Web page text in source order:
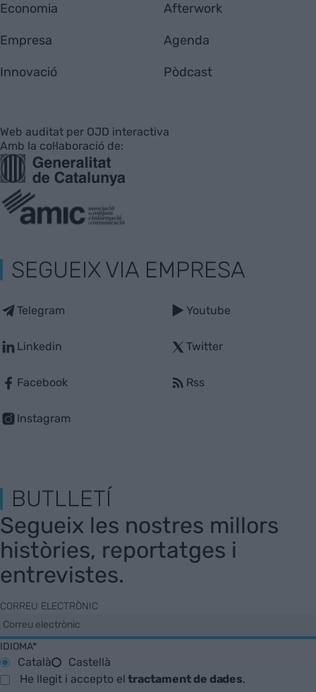
Economia
Empresa
Innovació
Afterwork
Agenda
Pòdcast
Web auditat per OJD interactiva
Amb la col·laboració de:
SEGUEIX VIA EMPRESA
Telegram
Linkedin
Facebook
Instagram
Youtube
Twitter
Rss
BUTLLETÍ
Segueix les nostres millors
històries, reportatges i
entrevistes.
CORREU ELECTRÒNIC
IDIOMA*
Català
Castellà
He llegit i accepto eltractament de dades.